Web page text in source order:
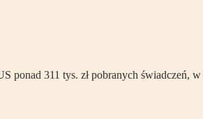
311 tys. zł pobranych świadczeń,